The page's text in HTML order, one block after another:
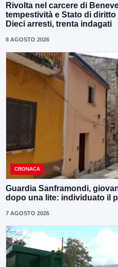
Rivolta nel carcere di
tempestività e Stato di
Dieci arresti, trenta indagati
8 AGOSTO 2026
CRONACA
Guardia Sanframondi,
dopo una lite: individuato il
7 AGOSTO 2026